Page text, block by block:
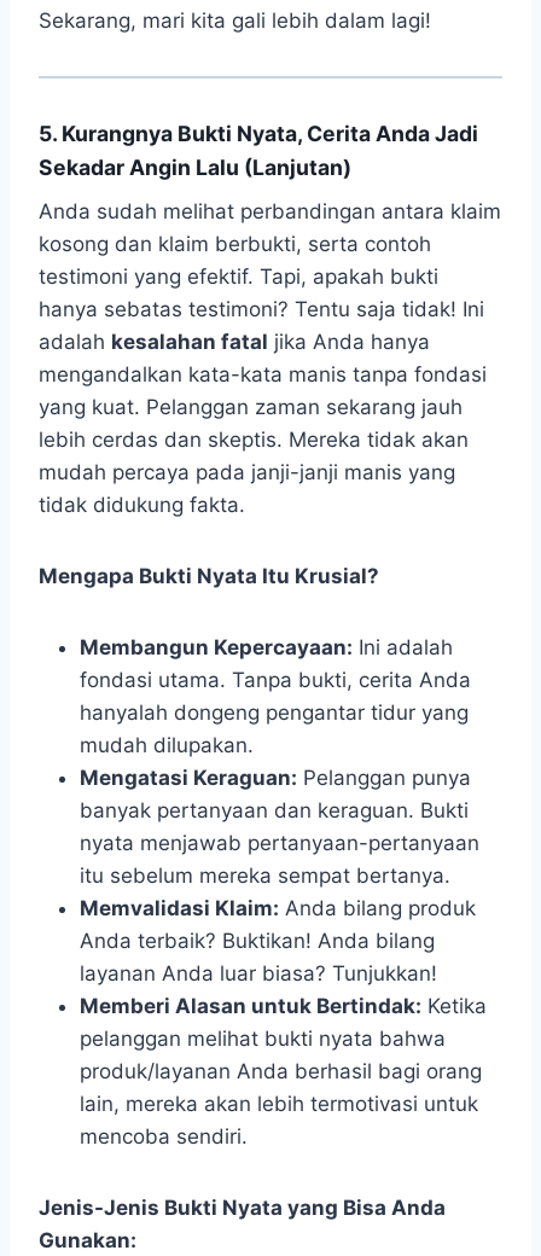
Sekarang, mari kita gali lebih dalam lagi!
5. Kurangnya Bukti Nyata, Cerita Anda Jadi
Sekadar Angin Lalu (Lanjutan)
Anda sudah melihat perbandingan antara klaim
kosong dan klaim berbukti, serta contoh
testimoni yang efektif. Tapi, apakah bukti
hanya sebatas testimoni? Tentu saja tidak! Ini
adalah kesalahan fatal jika Anda hanya
mengandalkan kata-kata manis tanpa fondasi
yang kuat. Pelanggan zaman sekarang jauh
lebih cerdas dan skeptis. Mereka tidak akan
mudah percaya pada janji-janji manis yang
tidak didukung fakta.
Mengapa Bukti Nyata Itu Krusial?
Membangun Kepercayaan: Ini adalah
fondasi utama. Tanpa bukti, cerita Anda
hanyalah dongeng pengantar tidur yang
mudah dilupakan.
Mengatasi Keraguan: Pelanggan punya
banyak pertanyaan dan keraguan. Bukti
nyata menjawab pertanyaan-pertanyaan
itu sebelum mereka sempat bertanya.
Memvalidasi Klaim: Anda bilang produk
Anda terbaik? Buktikan! Anda bilang
layanan Anda luar biasa? Tunjukkan!
Memberi Alasan untuk Bertindak: Ketika
pelanggan melihat bukti nyata bahwa
produk/layanan Anda berhasil bagi orang
lain, mereka akan lebih termotivasi untuk
mencoba sendiri.
Jenis-Jenis Bukti Nyata yang Bisa Anda
Gunakan: